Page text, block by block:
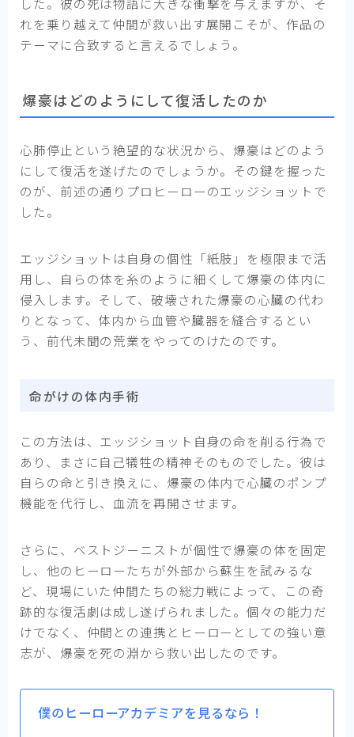
れを乗り越えて仲間が救い出す展開こそが、作品の
テーマに合致すると言えるでしょう。
爆豪はどのようにして復活したのか
心肺停止という絶望的な状況から、爆豪はどのよう
にして復活を遂げたのでしょうか。その鍵を握った
のが、前述の通りプロヒーローのエッジショットで
した。
エッジショットは自身の個性「紙肢」を極限まで活
用し、自らの体を糸のように細くして爆豪の体内に
侵入します。そして、破壊された爆豪の心臓の代わ
りとなって、体内から血管や臓器を縫合するとい
う、前代未聞の荒業をやってのけたのです。
命がけの体内手術
この方法は、エッジショット自身の命を削る行為で
あり、まさに自己犠牲の精神そのものでした。彼は
自らの命と引き換えに、爆豪の体内で心臓のポンプ
機能を代行し、血流を再開させます。
さらに、ベストジーニストが個性で爆豪の体を固定
し、他のヒーローたちが外部から蘇生を試みるな
ど、現場にいた仲間たちの総力戦によって、この奇
跡的な復活劇は成し遂げられました。個々の能力だ
けでなく、仲間との連携とヒーローとしての強い意
志が、爆豪を死の淵から救い出したのです。
僕のヒーローアカデミアを見るなら！